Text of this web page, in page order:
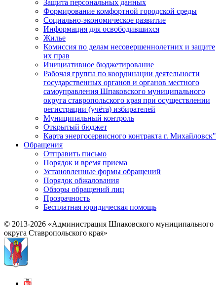
Защита персональных данных
Формирование комфортной городской среды
Социально-экономическое развитие
Информация для освободившихся
Жилье
Комиссия по делам несовершеннолетних и защите
их прав
Инициативное бюджетирование
Рабочая группа по координации деятельности
государственных органов и органов местного
самоуправления Шпаковского муниципального
округа ставропольского края при осуществлении
регистрации (учёта) избирателей
Муниципальный контроль
Открытый бюджет
Карта энергосервисного контракта г. Михайловск"
Обращения
Отправить письмо
Порядок и время приема
Установленные формы обращений
Порядок обжалования
Обзоры обращений лиц
Прозрачность
Бесплатная юридическая помощь
© 2013-2026 «Администрация Шпаковского муниципального
округа Ставропольского края»